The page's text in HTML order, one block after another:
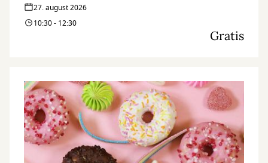
27. august 2026
10:30 - 12:30
Gratis